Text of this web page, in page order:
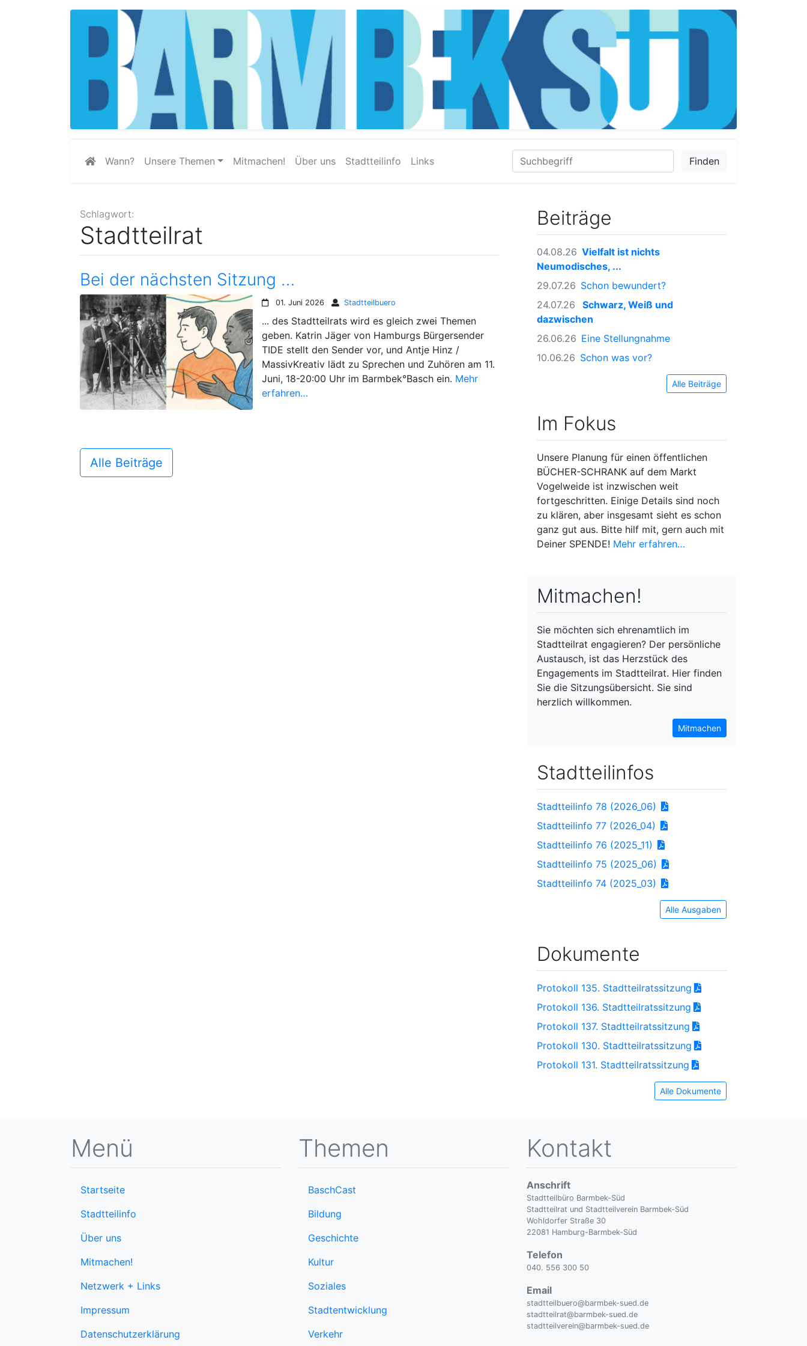
Wann? Unsere Themen Mitmachen! Über uns Stadtteilinfo Links Finden
Schlagwort:
Stadtteilrat
Bei der nächsten Sitzung …
01. Juni 2026 Stadtteilbuero
... des Stadtteilrats wird es gleich zwei Themen
geben. Katrin Jäger von Hamburgs Bürgersender
TIDE stellt den Sender vor, und Antje Hinz /
MassivKreativ lädt zu Sprechen und Zuhören am 11.
Juni, 18-20:00 Uhr im Barmbek°Basch ein. Mehr
erfahren…
Alle Beiträge
Beiträge
04.08.26 Vielfalt ist nichts
Neumodisches, ...
29.07.26 Schon bewundert?
24.07.26
Schwarz, Weiß und
dazwischen
26.06.26 Eine Stellungnahme
10.06.26 Schon was vor?
Alle Beiträge
Im Fokus
Unsere Planung für einen öffentlichen
BÜCHER-SCHRANK auf dem Markt
Vogelweide ist inzwischen weit
fortgeschritten. Einige Details sind noch
zu klären, aber insgesamt sieht es schon
ganz gut aus. Bitte hilf mit, gern auch mit
Deiner SPENDE! Mehr erfahren…
Mitmachen!
Sie möchten sich ehrenamtlich im
Stadtteilrat engagieren? Der persönliche
Austausch, ist das Herzstück des
Engagements im Stadtteilrat. Hier finden
Sie die Sitzungsübersicht. Sie sind
herzlich willkommen.
Mitmachen
Stadtteilinfos
Stadtteilinfo 78 (2026_06)
Stadtteilinfo 77 (2026_04)
Stadtteilinfo 76 (2025_11)
Stadtteilinfo 75 (2025_06)
Stadtteilinfo 74 (2025_03)
Alle Ausgaben
Dokumente
Protokoll 135. Stadtteilratssitzung
Protokoll 136. Stadtteilratssitzung
Protokoll 137. Stadtteilratssitzung
Protokoll 130. Stadtteilratssitzung
Protokoll 131. Stadtteilratssitzung
Alle Dokumente
Menü
Startseite
Stadtteilinfo
Über uns
Mitmachen!
Netzwerk + Links
Impressum
Datenschutzerklärung
Themen
BaschCast
Bildung
Geschichte
Kultur
Soziales
Stadtentwicklung
Verkehr
Kontakt
Anschrift
Stadtteilbüro Barmbek-Süd
Stadtteilrat und Stadtteilverein Barmbek-Süd
Wohldorfer Straße 30
22081 Hamburg-Barmbek-Süd
Telefon
040. 556 300 50
Email
stadtteilbuero@barmbek-sued.de
stadtteilrat@barmbek-sued.de
stadtteilverein@barmbek-sued.de